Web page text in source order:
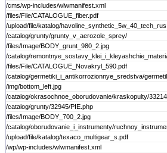
/cms/wp-includes/wlwmanifest.xml
/files/File/CATALOGUE_fiber.pdf
/upload/file/katalog/
/catalog/grunty/grunty_v_aerozole_sprey/
/files/Image/BODY_grunt_980_2.jpg
/catalog/
/files/File/CATALOGUE_Novakryl_590.pdf
/catalog/germetiki_i_antikorrozionnye_sredstva/
/img/bottom_left.jpg
/catalog/okrasochnoe_oborudovanie/kraskopulty/
/catalog/grunty/32945/PIE.php
/files/Image/BODY_700_2.jpg
/catalog/oborudovanie_i_instrumenty/
/upload/file/katalog/texaco_multigear_s.pdf
/wp/wp-includes/wlwmanifest.xml